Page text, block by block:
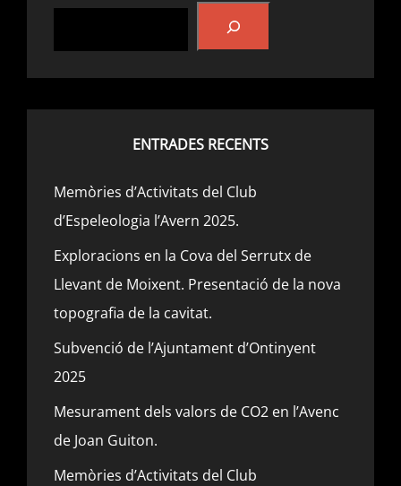
REVISTA
GOTA
ENTRADES RECENTS
Memòries d’Activitats del Club
d’Espeleologia l’Avern 2025.
Exploracions en la Cova del Serrutx de
Llevant de Moixent. Presentació de la nova
topografia de la cavitat.
Subvenció de l’Ajuntament d’Ontinyent
2025
Mesurament dels valors de CO2 en l’Avenc
de Joan Guiton.
Memòries d’Activitats del Club